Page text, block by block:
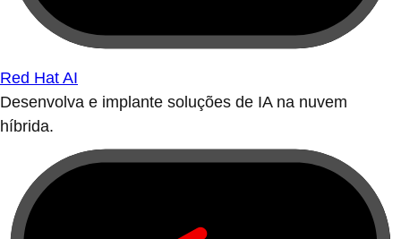
Red Hat AI
Desenvolva e implante soluções de IA na nuvem
híbrida.